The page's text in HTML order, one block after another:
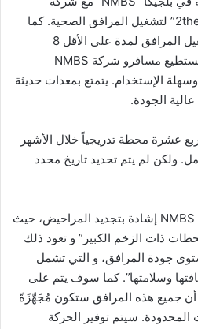
هولندية متخصصة تُدعى “2theloo” لتشغيل المرافق الصحية. كما
ستستمر هذه الشركة في تشغيل المرافق لمدة على الأقل 8
سنوات. وبفضل هذا التعاون، يستطيع مسافرو شركة NMBS
الإستخدام. يتمتع بمعدات حديثة
الجودة.
عشرة محطة تدريجياً خلال الأشهر
ولكن لم يتم تحديد تاريخ محدد
وجهت شركة السكك الحديدية NMBS إشادة بتجديد المراحيض، حيث
ذات الزخم الكبير” و تعود ذلك
جودة المرافق، و التي تشمل
وسلامتها”. كما سوف يتم على
أن جميع هذه المرافق ستكون مُجَهَّزَةً
سيتم توفير الحركة